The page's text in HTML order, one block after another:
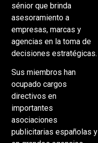
sénior que brinda
asesoramiento a
empresas, marcas y
agencias en la toma de
decisiones estratégicas.
Sus miembros han
ocupado cargos
directivos en
importantes
asociaciones
publicitarias españolas y